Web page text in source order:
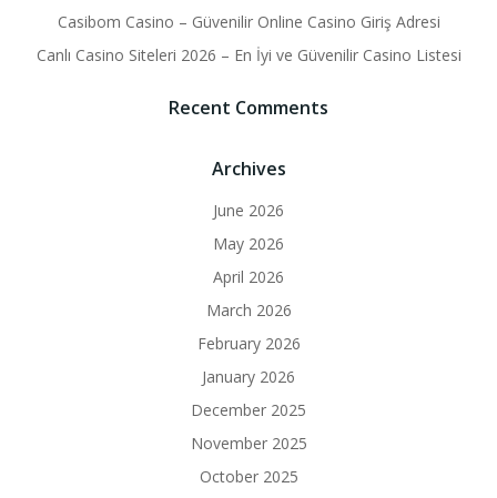
Casibom Casino – Güvenilir Online Casino Giriş Adresi
Canlı Casino Siteleri 2026 – En İyi ve Güvenilir Casino Listesi
Recent Comments
Archives
June 2026
May 2026
April 2026
March 2026
February 2026
January 2026
December 2025
November 2025
October 2025